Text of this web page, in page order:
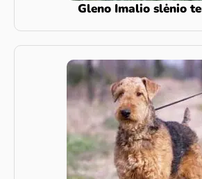
Gleno Imalio slėnio